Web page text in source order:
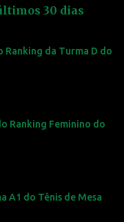
30 dias
Ranking da Turma D do
Ranking Feminino do
A1 do Tênis de Mesa